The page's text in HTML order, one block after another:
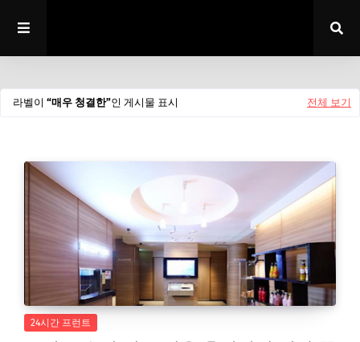
라벨이 매우 청결한 인 게시물 표시 전체 보기
24시간 프런트